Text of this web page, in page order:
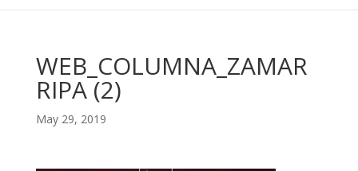
WEB_COLUMNA_ZAMAR
RIPA (2)
May 29, 2019